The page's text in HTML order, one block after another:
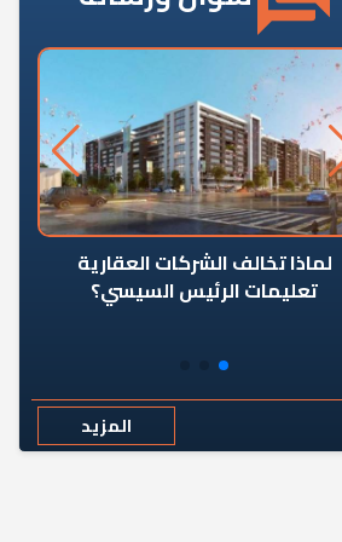
من يوقف سرطان الأبراج السكنية
المخالفة ياحكومة؟
المزيد